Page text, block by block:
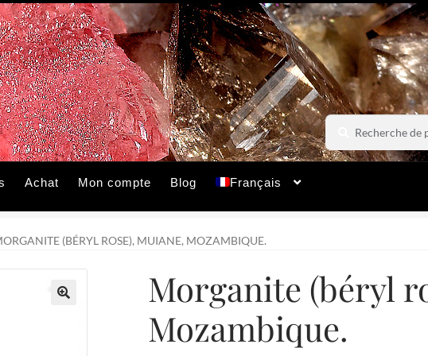
Recherche
pour :
Recherche
Achat Mon compte Blog Français
(BÉRYL ROSE), MUIANE, MOZAMBIQUE.
Morganite (béryl
Mozambique.